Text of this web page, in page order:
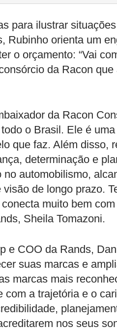
para ilustrar
Rubinho orienta um
o orçamento: “Vai
da Racon que
da Racon
o Brasil. Ele é
que faz. Além disso,
determinação e
automobilismo,
de longo prazo.
muito bem
Sheila Tomazoni.
e COO da Rands,
suas marcas e
marcas mais
a trajetória e o
nos seus